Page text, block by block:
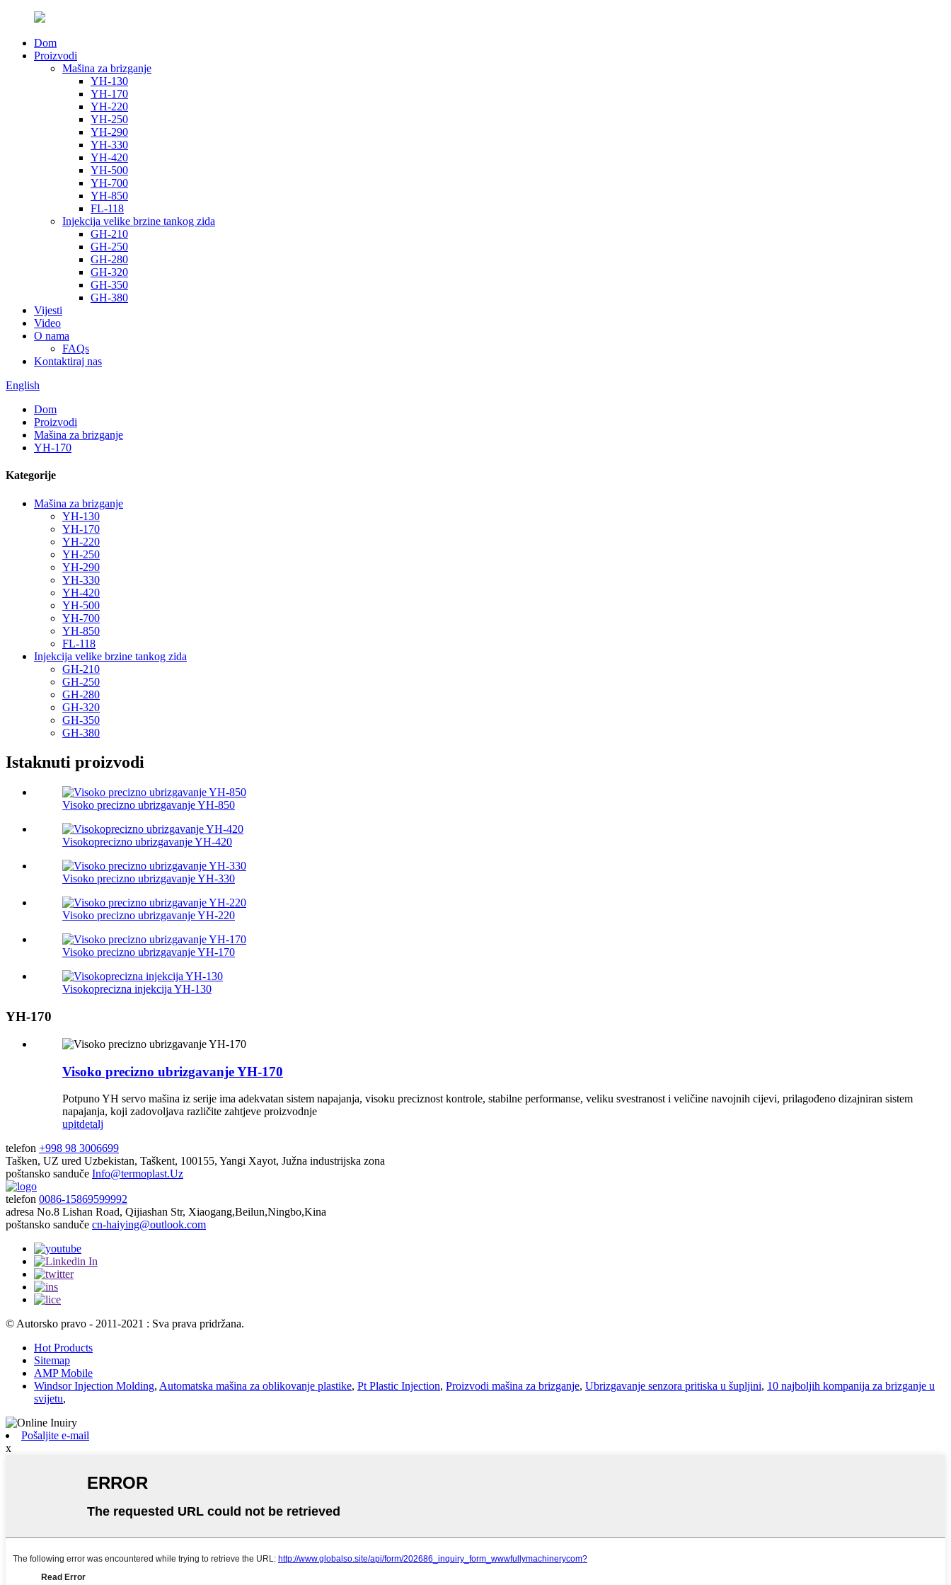
Dom
Proizvodi
Mašina za brizganje
YH-130
YH-170
YH-220
YH-250
YH-290
YH-330
YH-420
YH-500
YH-700
YH-850
FL-118
Injekcija velike brzine tankog zida
GH-210
GH-250
GH-280
GH-320
GH-350
GH-380
Vijesti
Video
O nama
FAQs
Kontaktiraj nas
English
Dom
Proizvodi
Mašina za brizganje
YH-170
Kategorije
Mašina za brizganje
YH-130
YH-170
YH-220
YH-250
YH-290
YH-330
YH-420
YH-500
YH-700
YH-850
FL-118
Injekcija velike brzine tankog zida
GH-210
GH-250
GH-280
GH-320
GH-350
GH-380
Istaknuti proizvodi
Visoko precizno ubrizgavanje YH-850
Visokoprecizno ubrizgavanje YH-420
Visoko precizno ubrizgavanje YH-330
Visoko precizno ubrizgavanje YH-220
Visoko precizno ubrizgavanje YH-170
Visokoprecizna injekcija YH-130
YH-170
Visoko precizno ubrizgavanje YH-170
Potpuno YH servo mašina iz serije ima adekvatan sistem napajanja, visoku preciznost kontrole, stabilne performanse, veliku svestranost i veličine navojnih cijevi, prilagođeno dizajniran sistem
napajanja, koji zadovoljava različite zahtjeve proizvodnje
upitdetalj
telefon +998 98 3006699
Tašken, UZ ured Uzbekistan, Taškent, 100155, Yangi Xayot, Južna industrijska zona
poštansko sanduče Info@termoplast.Uz
telefon 0086-15869599992
adresa No.8 Lishan Road, Qijiashan Str, Xiaogang,Beilun,Ningbo,Kina
poštansko sanduče cn-haiying@outlook.com
© Autorsko pravo - 2011-2021 : Sva prava pridržana.
Hot Products
Sitemap
AMP Mobile
Windsor Injection Molding, Automatska mašina za oblikovanje plastike, Pt Plastic Injection, Proizvodi mašina za brizganje, Ubrizgavanje senzora pritiska u šupljini, 10 najboljih kompanija za brizganje u
svijetu,
Pošaljite e-mail
x